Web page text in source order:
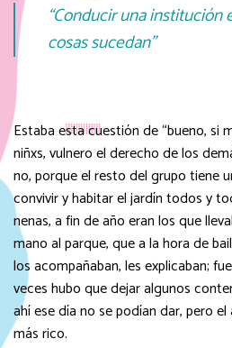
“Conducir una institución
cosas sucedan”
Estaba esta cuestión de “bueno, si
niñxs, vulnero el derecho de los
no, porque el resto del grupo tiene
convivir y habitar el jardín todos y
nenas, a fin de año eran los que
mano al parque, que a la hora de
los acompañaban, les explicaban;
veces hubo que dejar algunos
ahí ese día no se podían dar, pero
más rico.